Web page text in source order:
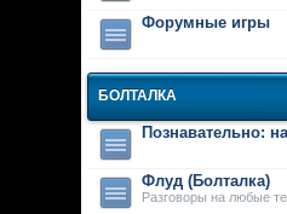
Форумные игры
БОЛТАЛКА
Познавательно:
Флуд (Болталка)
Разговоры на любые